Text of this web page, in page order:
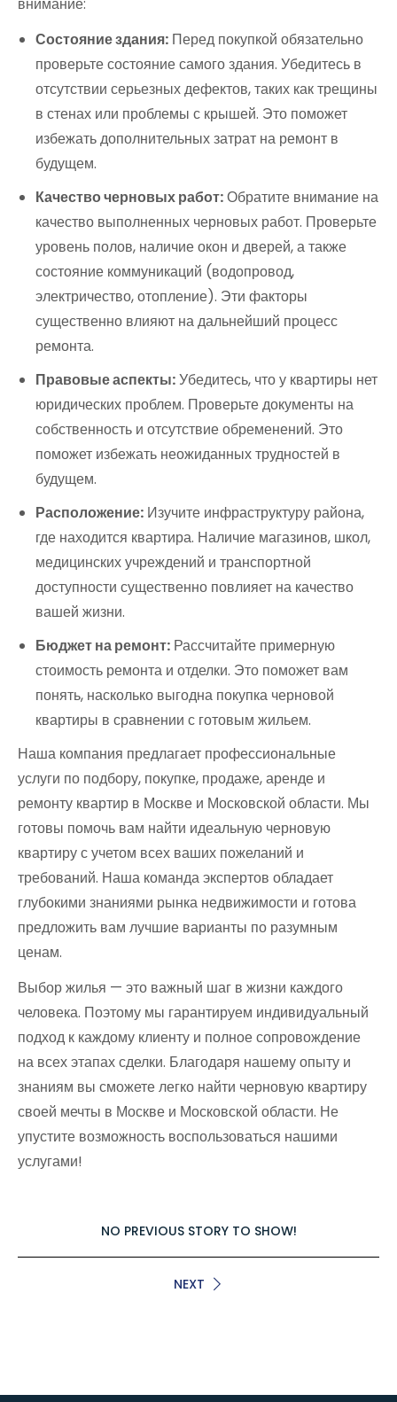
внимание:
Состояние здания: Перед покупкой обязательно
проверьте состояние самого здания. Убедитесь в
отсутствии серьезных дефектов, таких как трещины
в стенах или проблемы с крышей. Это поможет
избежать дополнительных затрат на ремонт в
будущем.
Качество черновых работ:Обратите внимание на
качество выполненных черновых работ. Проверьте
уровень полов, наличие окон и дверей, а также
состояние коммуникаций (водопровод,
электричество, отопление). Эти факторы
существенно влияют на дальнейший процесс
ремонта.
Правовые аспекты:Убедитесь, что у квартиры нет
юридических проблем. Проверьте документы на
собственность и отсутствие обременений. Это
поможет избежать неожиданных трудностей в
будущем.
Расположение: Изучите инфраструктуру района,
где находится квартира. Наличие магазинов, школ,
медицинских учреждений и транспортной
доступности существенно повлияет на качество
вашей жизни.
Бюджет на ремонт: Рассчитайте примерную
стоимость ремонта и отделки. Это поможет вам
понять, насколько выгодна покупка черновой
квартиры в сравнении с готовым жильем.
Наша компания предлагает профессиональные
услуги по подбору, покупке, продаже, аренде и
ремонту квартир в Москве и Московской области. Мы
готовы помочь вам найти идеальную черновую
квартиру с учетом всех ваших пожеланий и
требований. Наша команда экспертов обладает
глубокими знаниями рынка недвижимости и готова
предложить вам лучшие варианты по разумным
ценам.
Выбор жилья — это важный шаг в жизни каждого
человека. Поэтому мы гарантируем индивидуальный
подход к каждому клиенту и полное сопровождение
на всех этапах сделки. Благодаря нашему опыту и
знаниям вы сможете легко найти черновую квартиру
своей мечты в Москве и Московской области. Не
упустите возможность воспользоваться нашими
услугами!
NO PREVIOUS STORY TO SHOW!
NEXT